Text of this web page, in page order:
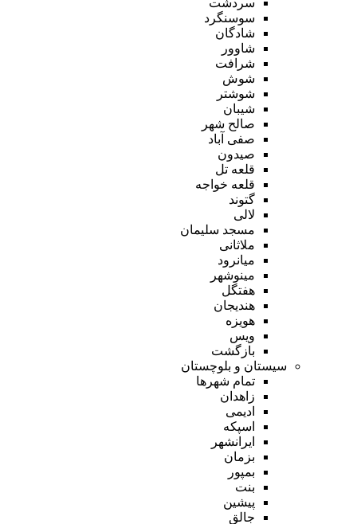
سوسنگرد
شادگان
شاوور
شرافت
شوش
شوشتر
شیبان
صالح شهر
صفی آباد
صیدون
قلعه تل
قلعه خواجه
گتوند
لالی
مسجد سلیمان
ملاثانی
میانرود
مینوشهر
هفتگل
هندیجان
هویزه
ویس
بازگشت
سیستان و بلوچستان
تمام شهر‌ها
زاهدان
ادیمی
اسپکه
ایرانشهر
بزمان
بمپور
بنت
پیشین
جالق